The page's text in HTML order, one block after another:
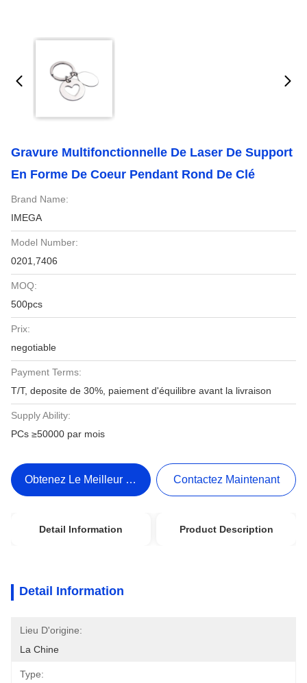
Gravure Multifonctionnelle De Laser De Support
En Forme De Coeur Pendant Rond De Clé
Brand Name:
IMEGA
Model Number:
0201,7406
MOQ:
500pcs
Prix:
negotiable
Payment Terms:
T/T, deposite de 30%, paiement d'équilibre avant la livraison
Supply Ability:
PCs ≥50000 par mois
Obtenez Le Meilleur Prix Contactez Maintenant
Detail Information Product Description
Detail Information
Lieu D'origine:
La Chine
Type: